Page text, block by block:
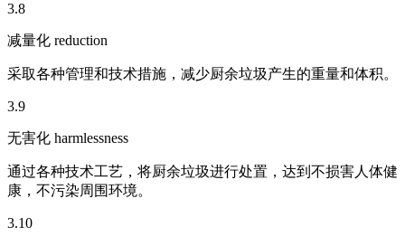
3.8
减量化 reduction
采取各种管理和技术措施，减少厨余垃圾产生的重量和体积。
3.9
无害化 harmlessness
通过各种技术工艺，将厨余垃圾进行处置，达到不损害人体健
康，不污染周围环境。
3.10